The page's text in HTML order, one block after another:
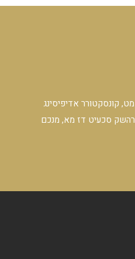
קונסקטורר אדיפיסינג
סכעיט דז מא, מנכם